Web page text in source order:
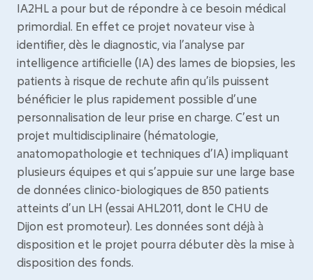
IA2HL a pour but de répondre à ce besoin médical
primordial. En effet ce projet novateur vise à
identifier, dès le diagnostic, via l’analyse par
intelligence artificielle (IA) des lames de biopsies, les
patients à risque de rechute afin qu’ils puissent
bénéficier le plus rapidement possible d’une
personnalisation de leur prise en charge. C’est un
projet multidisciplinaire (hématologie,
anatomopathologie et techniques d’IA) impliquant
plusieurs équipes et qui s’appuie sur une large base
de données clinico-biologiques de 850 patients
atteints d’un LH (essai AHL2011, dont le CHU de
Dijon est promoteur). Les données sont déjà à
disposition et le projet pourra débuter dès la mise à
disposition des fonds.